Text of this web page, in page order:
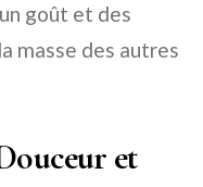
goût et des
masse des autres
et